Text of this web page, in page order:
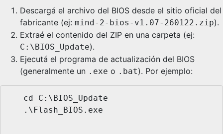
Descargá el archivo del BIOS desde el sitio oficial del
fabricante (ej: mind-2-bios-v1.07-260122.zip).
Extraé el contenido del ZIP en una carpeta (ej:
C:\BIOS_Update).
Ejecutá el programa de actualización del BIOS
(generalmente un .exe o .bat). Por ejemplo: